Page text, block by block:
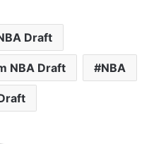
Draft
NBA Draft NBA